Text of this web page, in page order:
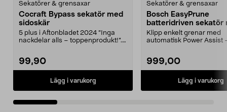
Sekatörer & grensaxar
Cocraft Bypass sekatör med
sidoskär
5 plus i Aftonbladet 2024 ”Inga
nackdelar alls – toppenprodukt!”.
99,90
Lägg i varukorg
Sekatörer & grensaxar
Bosch EasyPrune
batteridriven sekatör
bypass 3,6 V
Klipp enkelt grenar med
automatisk Power Assist
999,00
Lägg i varukorg